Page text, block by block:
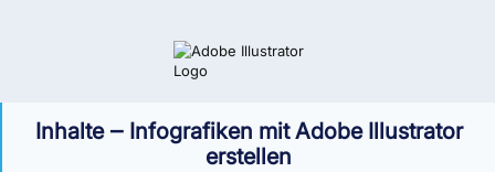
Inhalte ‒ Infografiken mit Adobe Illustrator
erstellen